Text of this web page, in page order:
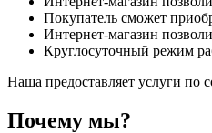
Покупатель сможет
Интернет-магазин
Круглосуточный режим
Наша предоставляет услуги по
Почему мы?